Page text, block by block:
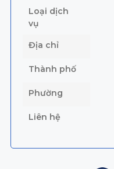
Loại dịch
vụ
Địa chỉ
Thành phố
Phường
Liên hệ